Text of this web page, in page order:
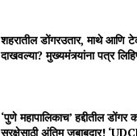
शहरातील डोंगरउतार, माथे आणि
दाखवल्या? मुख्यमंत्र्यांना पत्र
‘पुणे महापालिकाच’ हद्दीतील डोंगर
सुरक्षेसाठी अंतिम जबाबदार!